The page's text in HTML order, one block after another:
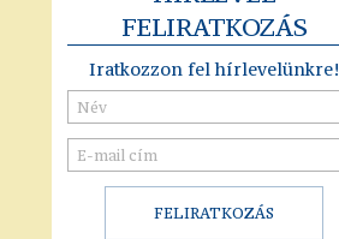
FELIRATKOZÁS
Iratkozzon fel hírlevelünkre!